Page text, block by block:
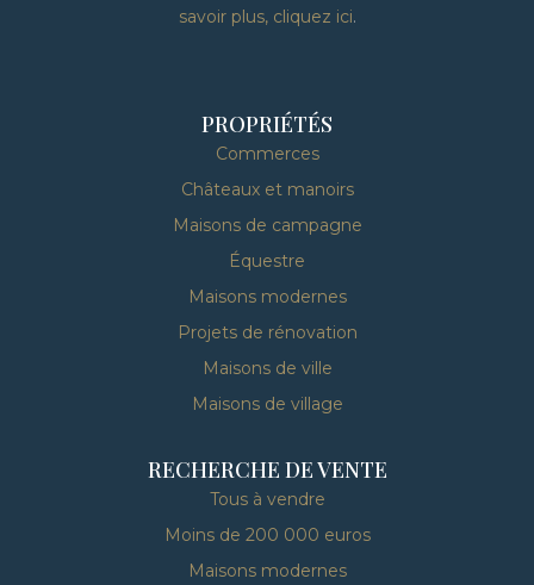
savoir plus, cliquez ici.
PROPRIÉTÉS
Commerces
Châteaux et manoirs
Maisons de campagne
Équestre
Maisons modernes
Projets de rénovation
Maisons de ville
Maisons de village
RECHERCHE DE VENTE
Tous à vendre
Moins de 200 000 euros
Maisons modernes